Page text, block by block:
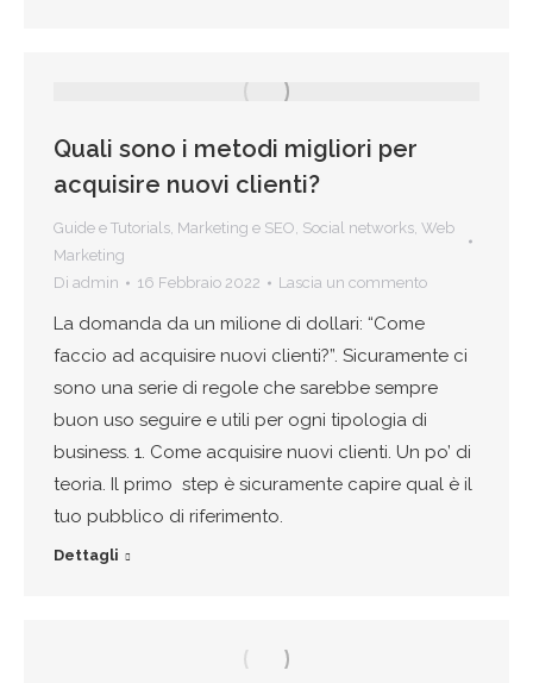
Quali sono i metodi migliori per
acquisire nuovi clienti?
Guide e Tutorials, Marketing e SEO, Social networks, Web
Marketing
Di admin 16 Febbraio 2022 Lascia un commento
La domanda da un milione di dollari: “Come
faccio ad acquisire nuovi clienti?”. Sicuramente ci
sono una serie di regole che sarebbe sempre
buon uso seguire e utili per ogni tipologia di
business. 1. Come acquisire nuovi clienti. Un po’ di
teoria. Il primo step è sicuramente capire qual è il
tuo pubblico di riferimento.
Dettagli